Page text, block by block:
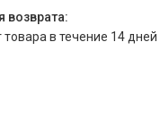
товара в течение 14 дней